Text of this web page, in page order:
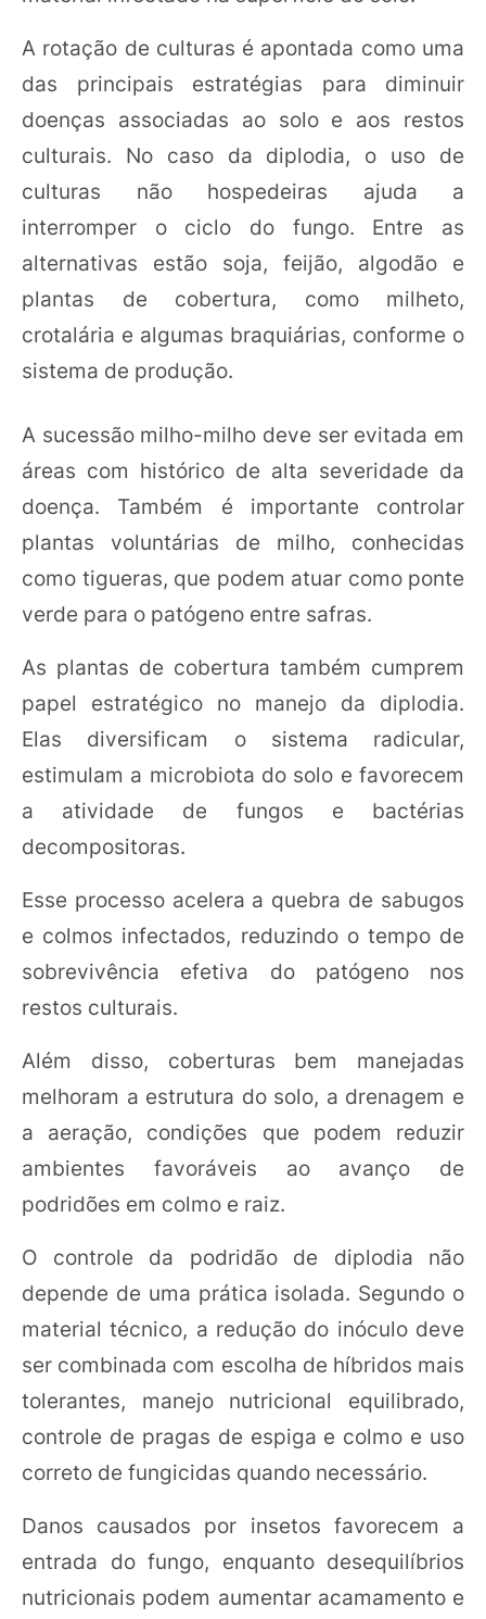
A rotação de culturas é apontada como uma
das principais estratégias para diminuir
doenças associadas ao solo e aos restos
culturais. No caso da diplodia, o uso de
culturas não hospedeiras ajuda a
interromper o ciclo do fungo. Entre as
alternativas estão soja, feijão, algodão e
plantas de cobertura, como milheto,
crotalária e algumas braquiárias, conforme o
sistema de produção.
A sucessão milho-milho deve ser evitada em
áreas com histórico de alta severidade da
doença. Também é importante controlar
plantas voluntárias de milho, conhecidas
como tigueras, que podem atuar como ponte
verde para o patógeno entre safras.
As plantas de cobertura também cumprem
papel estratégico no manejo da diplodia.
Elas diversificam o sistema radicular,
estimulam a microbiota do solo e favorecem
a atividade de fungos e bactérias
decompositoras.
Esse processo acelera a quebra de sabugos
e colmos infectados, reduzindo o tempo de
sobrevivência efetiva do patógeno nos
restos culturais.
Além disso, coberturas bem manejadas
melhoram a estrutura do solo, a drenagem e
a aeração, condições que podem reduzir
ambientes favoráveis ao avanço de
podridões em colmo e raiz.
O controle da podridão de diplodia não
depende de uma prática isolada. Segundo o
material técnico, a redução do inóculo deve
ser combinada com escolha de híbridos mais
tolerantes, manejo nutricional equilibrado,
controle de pragas de espiga e colmo e uso
correto de fungicidas quando necessário.
Danos causados por insetos favorecem a
entrada do fungo, enquanto desequilíbrios
nutricionais podem aumentar acamamento e